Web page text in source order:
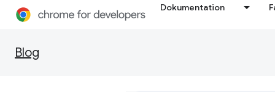
Dokumentation
Blog